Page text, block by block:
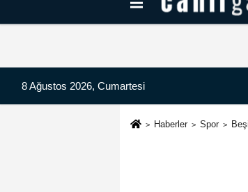
Kayseri Haberleri Can
8 Ağustos 2026, Cumartesi
Haberler Spor